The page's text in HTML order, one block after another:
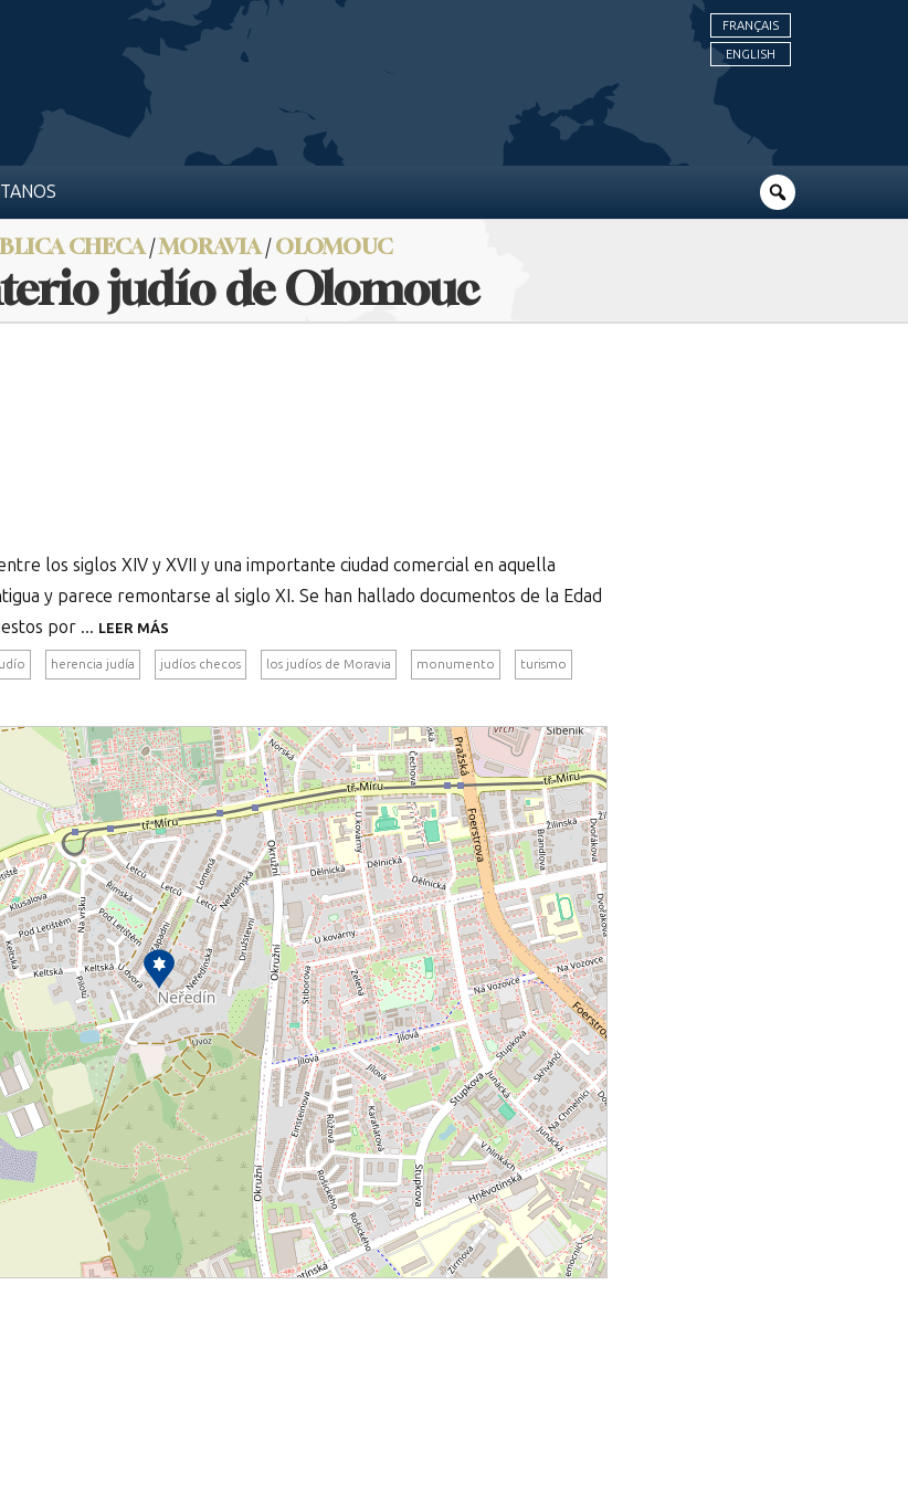
FRANÇAIS
ENGLISH
CHECA/MORAVIA/OLOMOUC
judío de Olomouc
los siglos XIV y XVII y una importante ciudad comercial en aquella
y parece remontarse al siglo XI. Se han hallado documentos de la Edad
por ... LEER MÁS
herencia judía judíos checos los judíos de Moravia monumento turismo